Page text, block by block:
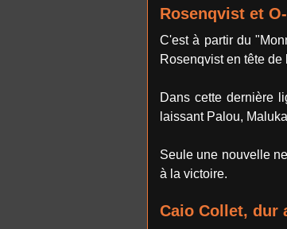
Rosenqvist et
C'est à partir du
Rosenqvist en tête de
Dans cette dernière
laissant Palou,
Seule une nouvelle
à la victoire.
Caio Collet, dur